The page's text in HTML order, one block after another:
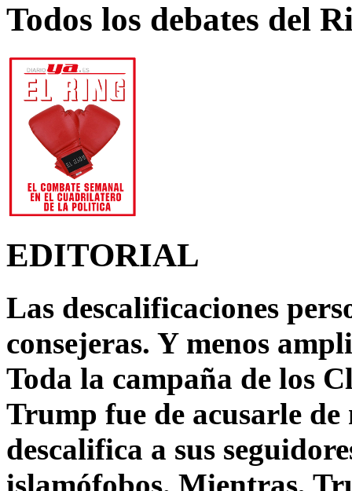
Todos los debates del
EDITORIAL
Las descalificaciones
consejeras. Y menos
Toda la campaña de los
Trump fue de acusarle
descalifica a sus
islamófobos. Mientras,